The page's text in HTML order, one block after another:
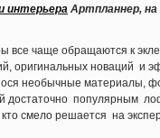
интерьера Артпланнер,
все чаще обращаются к
оригинальных новаций и
необычные материалы,
достаточно популярным
смело решается на